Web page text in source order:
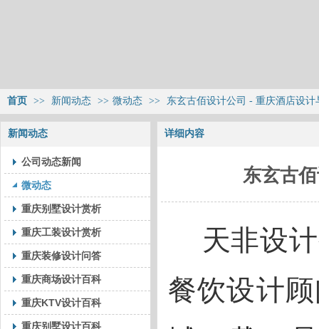
首页 >> 新闻动态 >> 微动态 >> 东玄古佰设计公司 - 重庆酒店设
新闻动态
公司动态新闻
微动态
重庆别墅设计赏析
重庆工装设计赏析
重庆装修设计问答
重庆商场设计百科
重庆KTV设计百科
重庆别墅设计百科
详细内容
东玄古
天非设计
餐饮设计